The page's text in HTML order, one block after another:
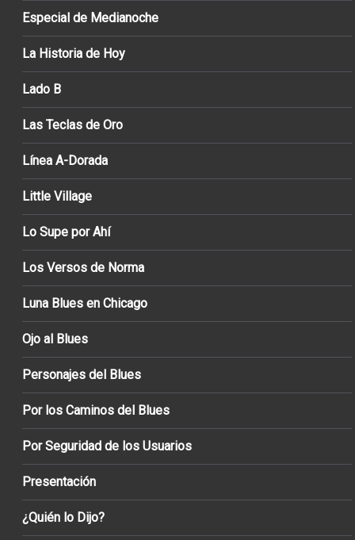
Especial de Medianoche
La Historia de Hoy
Lado B
Las Teclas de Oro
Línea A-Dorada
Little Village
Lo Supe por Ahí
Los Versos de Norma
Luna Blues en Chicago
Ojo al Blues
Personajes del Blues
Por los Caminos del Blues
Por Seguridad de los Usuarios
Presentación
¿Quién lo Dijo?